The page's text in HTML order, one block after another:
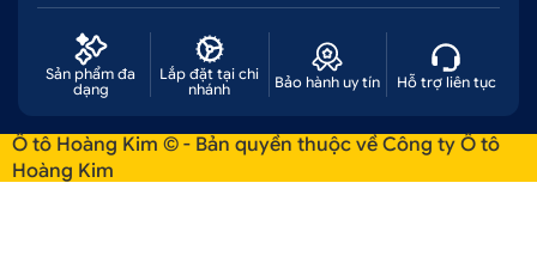
Sản phẩm đa
dạng
Lắp đặt tại chi
nhánh
Bảo hành uy tín Hỗ trợ liên tục
Ô tô Hoàng Kim © - Bản quyền thuộc về Công ty Ô tô
Hoàng Kim